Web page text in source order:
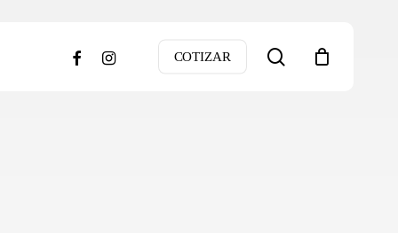
COTIZAR search
facebookinstagram